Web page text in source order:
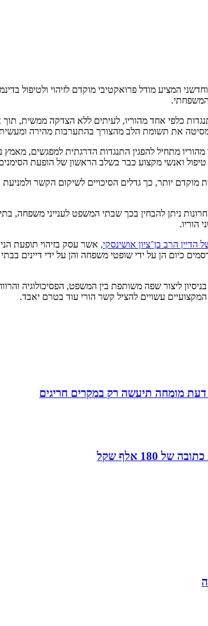
המציע מודל פרואקטיבי מוקדם לזיהוי ולטיפול
כלפי אחד מהוריו, לעיתים ללא הצדקה
את תשומת הלב מהצורך בהתערבות מהירה
מתחיל להפגין התנגדות הדרגתית למפגשים, מאמץ
ואנשי מקצוע כבר בשלב הראשון של הופעת
יותר, כך גדלים הסיכויים לשיקום הקשר ולמניעת
ניתן להבחין בכך שבתי המשפט לענייני משפחה, בתי
הוריו.
הדיין הרב בן־ציון אושינסקי, אשר עסק בזיהוי תופעת
כיום הן על ידי שופטי משפחה והן על ידי דיינים
ליצור שפה משותפת בין המשפט, הפסיכולוגיה
עשויים להציל קשר הורי עוד בטרם יאבד.
דעת מומחה תיעשה רק במקרים חריגים
אלף שקל